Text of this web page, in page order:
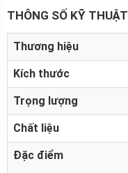
THÔNG SỐ KỸ THUẬT
Thương hiệu
Kích thước
Trọng lượng
Chất liệu
Đặc điểm